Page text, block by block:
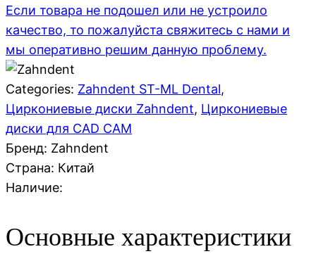
Если товара не подошел или не устроило
качество, то пожалуйста свяжитесь с нами и
мы оперативно решим данную проблему.
Categories: Zahndent ST-ML Dental,
Циркониевые диски Zahndent, Циркониевые
диски для CAD CAM
Бренд: Zahndent
Страна: Китай
Наличие:
Основные характеристики